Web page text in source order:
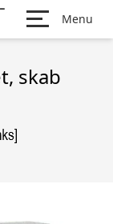
Menu
skab